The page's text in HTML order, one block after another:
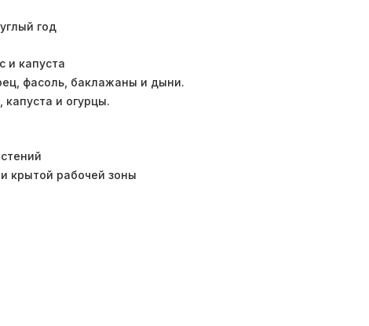
год
и капуста
фасоль, баклажаны и дыни.
и огурцы.
крытой рабочей зоны